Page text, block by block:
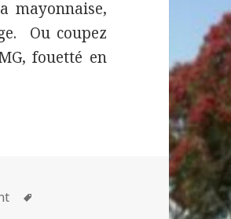
mayonnaise,
Ou coupez
fouetté en